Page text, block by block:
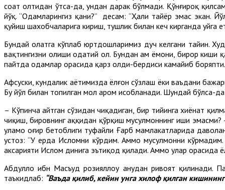
соат олтидан ўтса-да, ундан дарак бўлмади. Қўнғироқ
йўқ. “Одамларингиз қани?” десам: “Ҳали тайёр эмас экан.
қуйиш шахобчаларига кириш, тушлик билан кеч кирганда уйга
Бундай ҳолатга кўплаб юртдошларимиз дуч келгани тайин.
вақтингизни олиши одатий ҳол. Бундан ҳам ёмони, бирор киши
пайтда одамлар орасида қарз олди-бердиси камайиб боряпти.
Афсуски, кундалик ҳаётимизда ёлғон сўзлаш ёки ваъдани
Бу йўл билан топилган мол ҳаром ҳисобланади. Шундай бўлса-
– Кўпинча айтган сўзидан чиқадиган, бир тийинга хиёнат
чиқиш, бировнинг ҳаққидан қўрқиш мусулмоннинг иши
уламо оғир бетоблиги туфайли Ғарб мамлакатларида
устоз: “У ерда Исломни кўрдим. Аммо мусулмонни кўрмадим.
аксарияти Ислом динига эътиқод қилади. Аммо улар орасида
Абдуллоҳ ибн Масъуд розияллоҳу анҳудан ривоят қилинади.
таъкидлаб: “Ваъда қилиб, кейин унга хилоф қилган